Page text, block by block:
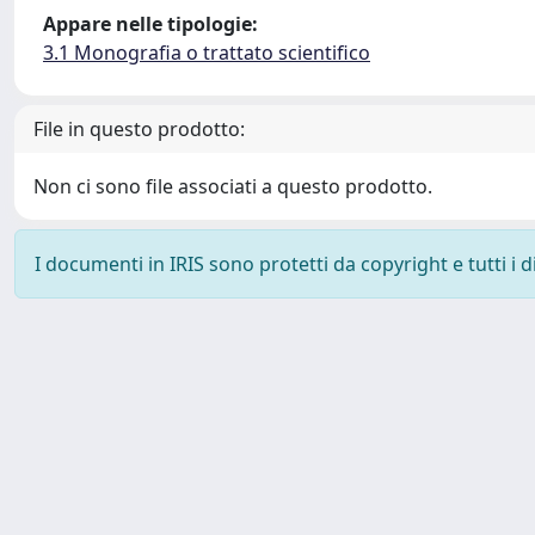
Appare nelle tipologie:
3.1 Monografia o trattato scientifico
File in questo prodotto:
Non ci sono file associati a questo prodotto.
I documenti in IRIS sono protetti da copyright e tutti i